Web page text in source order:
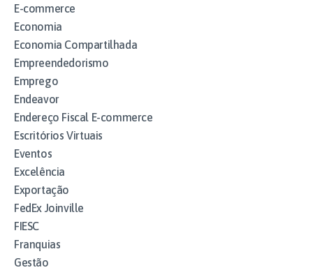
E-commerce
Economia
Economia Compartilhada
Empreendedorismo
Emprego
Endeavor
Endereço Fiscal E-commerce
Escritórios Virtuais
Eventos
Excelência
Exportação
FedEx Joinville
FIESC
Franquias
Gestão